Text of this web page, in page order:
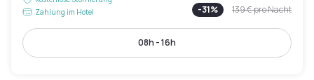
Zahlung im Hotel
-31% 139 €pro Nacht
08h - 16h